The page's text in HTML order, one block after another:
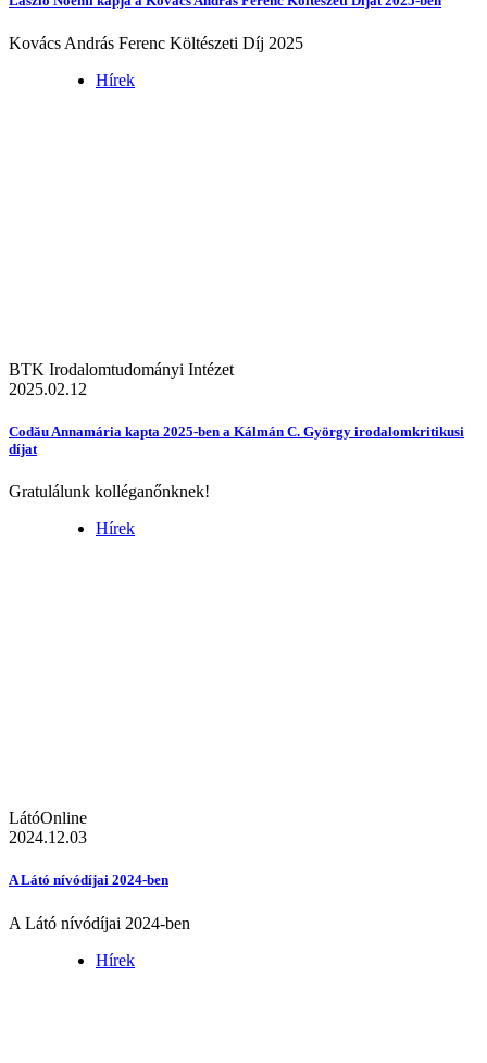
Kovács András Ferenc Költészeti Díj 2025
Hírek
BTK Irodalomtudományi Intézet
2025.02.12
Codău Annamária kapta 2025-ben a Kálmán C. György irodalomkritikusi
díjat
Gratulálunk kolléganőnknek!
Hírek
LátóOnline
2024.12.03
A Látó nívódíjai 2024-ben
A Látó nívódíjai 2024-ben
Hírek